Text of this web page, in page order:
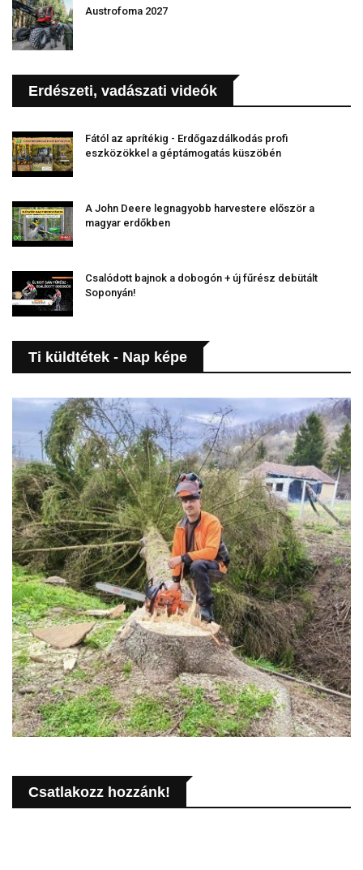
Austrofoma 2027
Erdészeti, vadászati videók
Fától az aprítékig - Erdőgazdálkodás profi
eszközökkel a géptámogatás küszöbén
A John Deere legnagyobb harvestere először a
magyar erdőkben
Csalódott bajnok a dobogón + új fűrész debütált
Soponyán!
Ti küldtétek - Nap képe
Csatlakozz hozzánk!